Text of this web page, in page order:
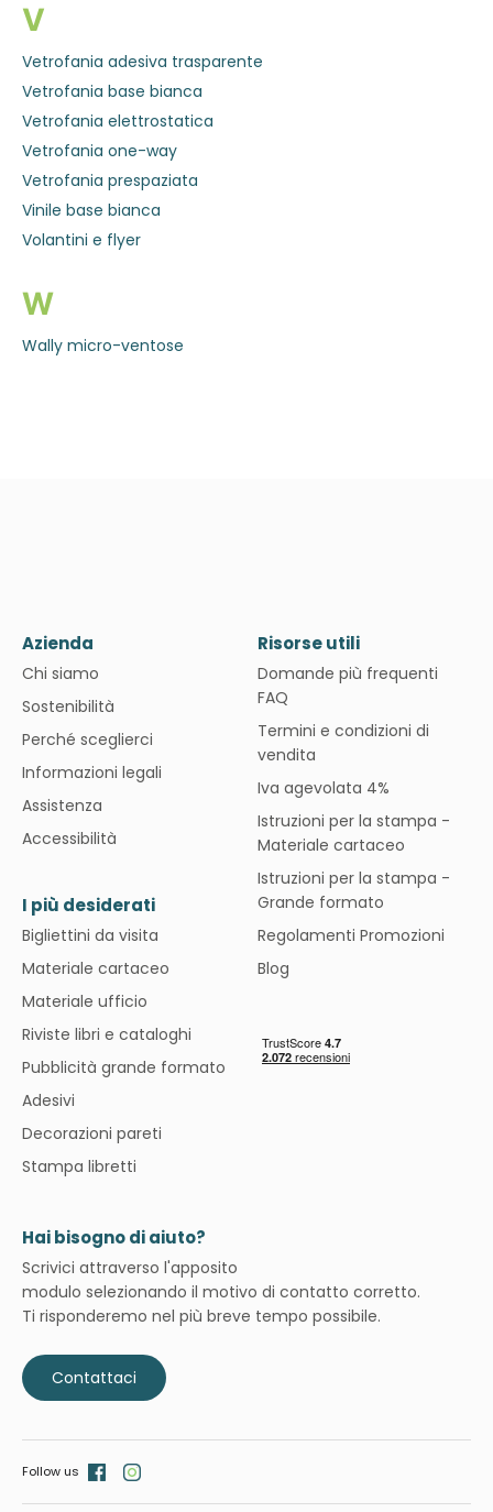
V
Vetrofania adesiva trasparente
Vetrofania base bianca
Vetrofania elettrostatica
Vetrofania one-way
Vetrofania prespaziata
Vinile base bianca
Volantini e flyer
W
Wally micro-ventose
Azienda
Chi siamo
Sostenibilità
Perché sceglierci
Informazioni legali
Assistenza
Accessibilità
Risorse utili
Domande più frequenti
FAQ
Termini e condizioni di
vendita
Iva agevolata 4%
Istruzioni per la stampa -
Materiale cartaceo
Istruzioni per la stampa -
Grande formato
Regolamenti Promozioni
Blog
I più desiderati
Bigliettini da visita
Materiale cartaceo
Materiale ufficio
Riviste libri e cataloghi
Pubblicità grande formato
Adesivi
Decorazioni pareti
Stampa libretti
Hai bisogno di aiuto?
Scrivici attraverso l'apposito
modulo selezionando il motivo di contatto corretto.
Ti risponderemo nel più breve tempo possibile.
Contattaci
Follow us